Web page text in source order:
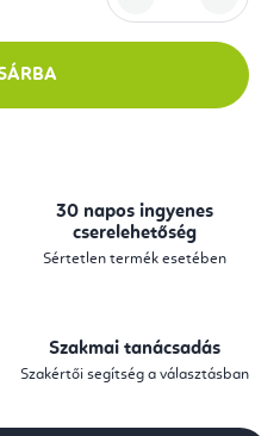
30 napos ingyenes
cserelehetőség
Sértetlen termék esetében
Szakmai tanácsadás
Szakértői segítség a választásban